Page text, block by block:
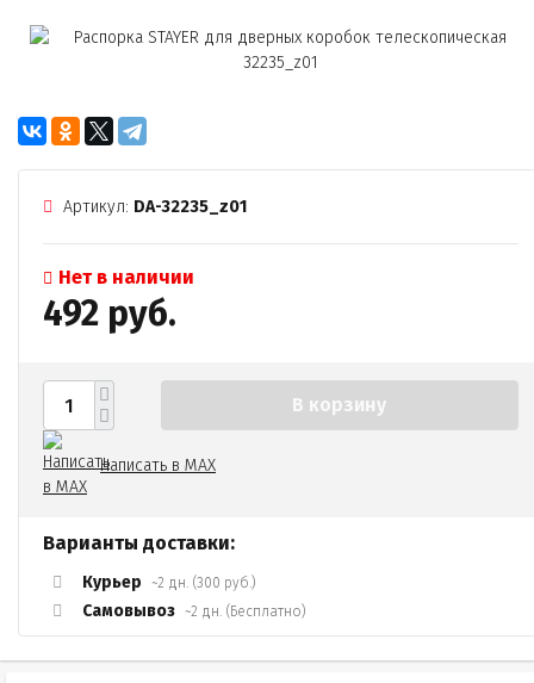
Артикул: DA-32235_z01
Нет в наличии
492 руб.
В корзину
Написать в MAX
Варианты доставки:
Курьер ~2 дн. (300 руб.)
Самовывоз ~2 дн. (Бесплатно)